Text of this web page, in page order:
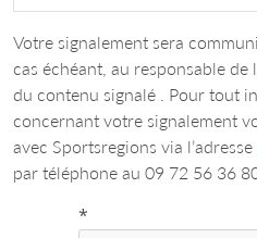
Votre signalement sera
cas échéant, au responsable
du contenu signalé . Pour tout
concernant votre signalement
avec Sportsregions via l’adresse
par téléphone au 09 72 56 36
*